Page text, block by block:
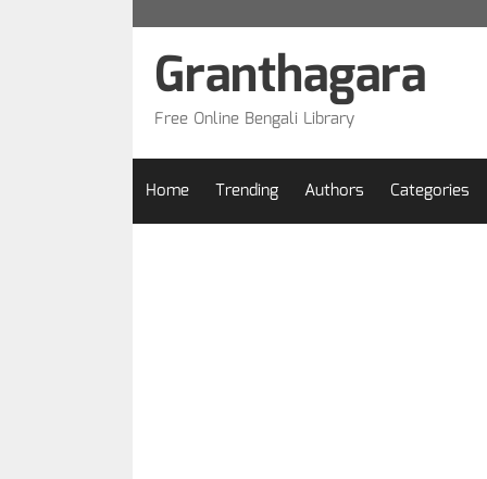
Granthagara
Free Online Bengali Library
Home Trending Authors Categories